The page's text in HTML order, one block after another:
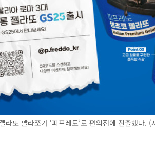
또 빨라쪼가 ‘피프레도’로 편의점에 진출했다. (